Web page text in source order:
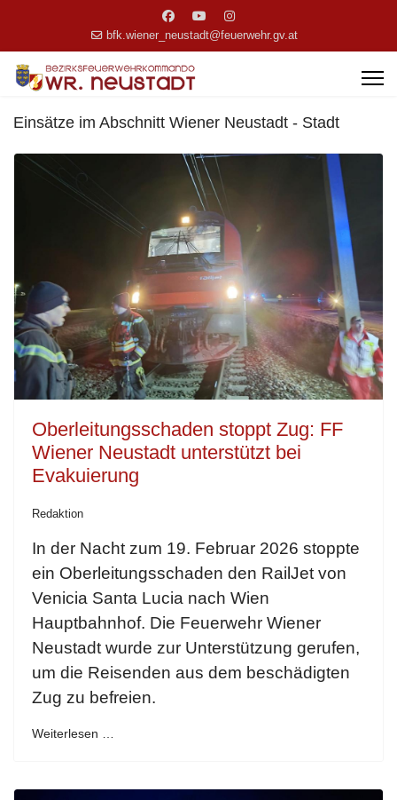
bfk.wiener_neustadt@feuerwehr.gv.at
Einsätze im Abschnitt Wiener Neustadt - Stadt
Oberleitungsschaden stoppt Zug: FF
Wiener Neustadt unterstützt bei
Evakuierung
Redaktion
In der Nacht zum 19. Februar 2026 stoppte
ein Oberleitungsschaden den RailJet von
Venicia Santa Lucia nach Wien
Hauptbahnhof. Die Feuerwehr Wiener
Neustadt wurde zur Unterstützung gerufen,
um die Reisenden aus dem beschädigten
Zug zu befreien.
Weiterlesen …